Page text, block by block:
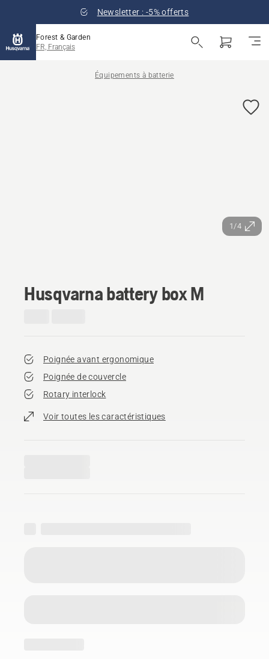
Newsletter : -5% offerts
Forest & Garden
FR, Français
Équipements à batterie
1/4
Husqvarna battery box M
Poignée avant ergonomique
Poignée de couvercle
Rotary interlock
Voir toutes les caractéristiques